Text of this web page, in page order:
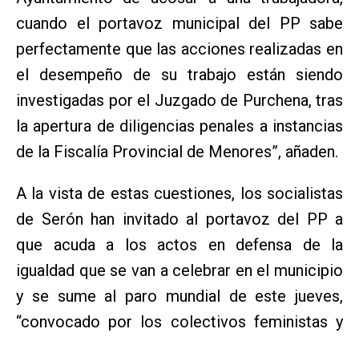
cuando el portavoz municipal del PP sabe
perfectamente que las acciones realizadas en
el desempeño de su trabajo están siendo
investigadas por el Juzgado de Purchena, tras
la apertura de diligencias penales a instancias
de la Fiscalía Provincial de Menores”, añaden.
A la vista de estas cuestiones, los socialistas
de Serón han invitado al portavoz del PP a
que acuda a los actos en defensa de la
igualdad que se van a celebrar en el municipio
y se sume al paro mundial de este jueves,
“convocado por los colectivos feministas y